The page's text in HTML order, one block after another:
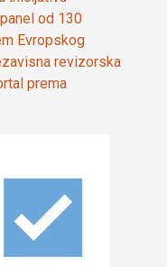
od 130
Evropskog
revizorska
prema